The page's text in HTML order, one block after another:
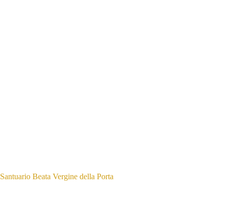
Santuario Beata Vergine della Porta